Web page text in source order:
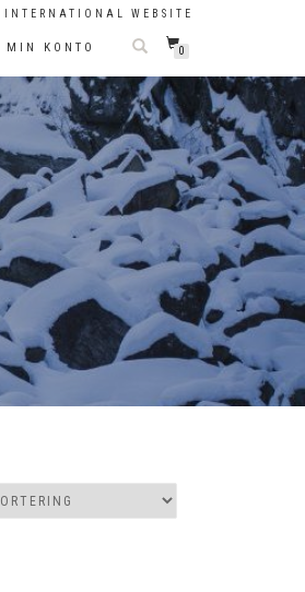
INTERNATIONAL WEBSITE
MIN KONTO 0